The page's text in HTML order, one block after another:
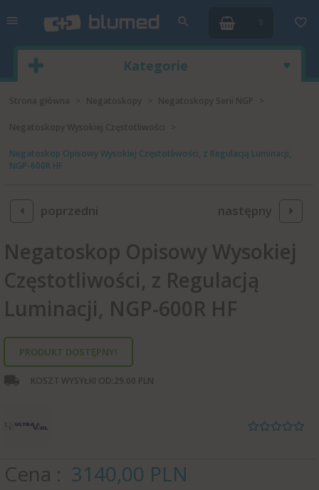
Kategorie
Negatoskop Opisowy Wysokiej Częstotliwości, z Regulacją Luminacji,
NGP-600R HF
poprzedni następny
Negatoskop Opisowy Wysokiej
Częstotliwości, z Regulacją
Luminacji, NGP-600R HF
PRODUKT DOSTĘPNY!
KOSZT WYSYŁKI OD: 29.00 PLN
Cena 3140,00 PLN